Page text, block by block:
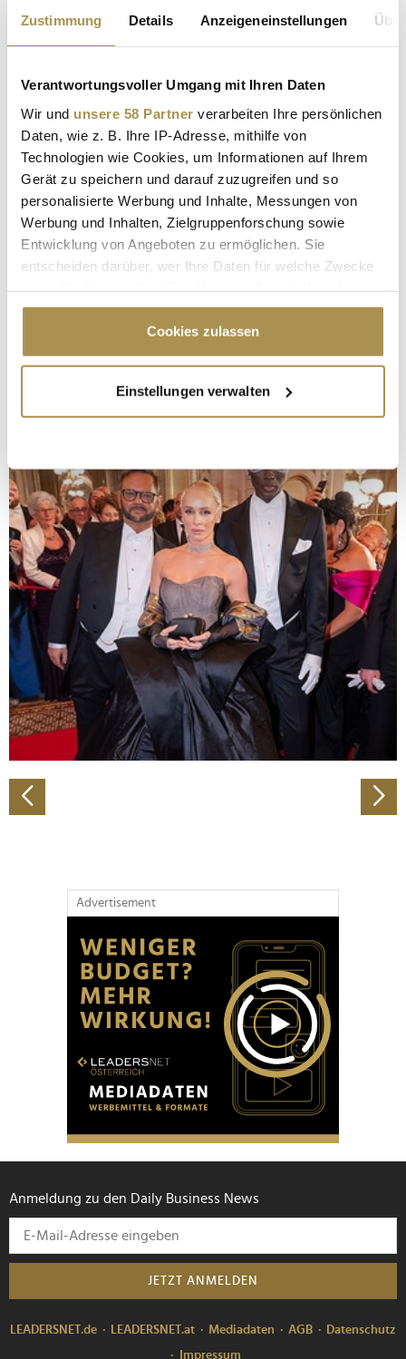
Zustimmung Details Anzeigeneinstellungen
Verantwortungsvoller Umgang mit Ihren Daten
Wir und unsere 58 Partner verarbeiten Ihre persönlichen
Daten, wie z. B. Ihre IP-Adresse, mithilfe von
Technologien wie Cookies, um Informationen auf Ihrem
Gerät zu speichern und darauf zuzugreifen und so
personalisierte Werbung und Inhalte, Messungen von
Werbung und Inhalten, Zielgruppenforschung sowie
Entwicklung von Angeboten zu ermöglichen. Sie
entscheiden darüber, wer Ihre Daten für welche Zwecke
Cookie-Erklärung oder durch Klicken auf das Privacy
Trigger Symbol ändern oder widerrufen
Informationen über Ihre geografische Lage
erfassen, welche bis auf einige Meter genau sein
bestimmten Merkmalen (Fingerprinting) identifizieren
Erfahren Sie mehr darüber, wie Ihre persönlichen Daten
verarbeitet werden, und legen Sie Ihre Präferenzen im
Abschnitt Einzelheiten fest.
Wir verwenden Cookies, um Inhalte und Anzeigen zu
personalisieren, Funktionen für soziale Medien anbieten
zu können und die Zugriffe auf unsere Website zu
analysieren. Außerdem geben wir Informationen zu Ihrer
Verwendung unserer Website an unsere Partner für
soziale Medien, Werbung und Analysen weiter. Unsere
Partner führen diese Informationen möglicherweise mit
weiteren Daten zusammen, die Sie ihnen bereitgestellt
gesammelt haben.
Cookies zulassen
Einstellungen verwalten
Advertisement
Anmeldung zu den Daily Business News
JETZT ANMELDEN
LEADERSNET.de LEADERSNET.at Mediadaten AGB
Datenschutz
Impressum